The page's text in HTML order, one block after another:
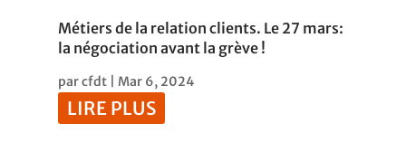
Métiers de la relation clients. Le 27 mars:
la négociation avant la grève !
parcfdt| Mar 6, 2024
LIRE PLUS